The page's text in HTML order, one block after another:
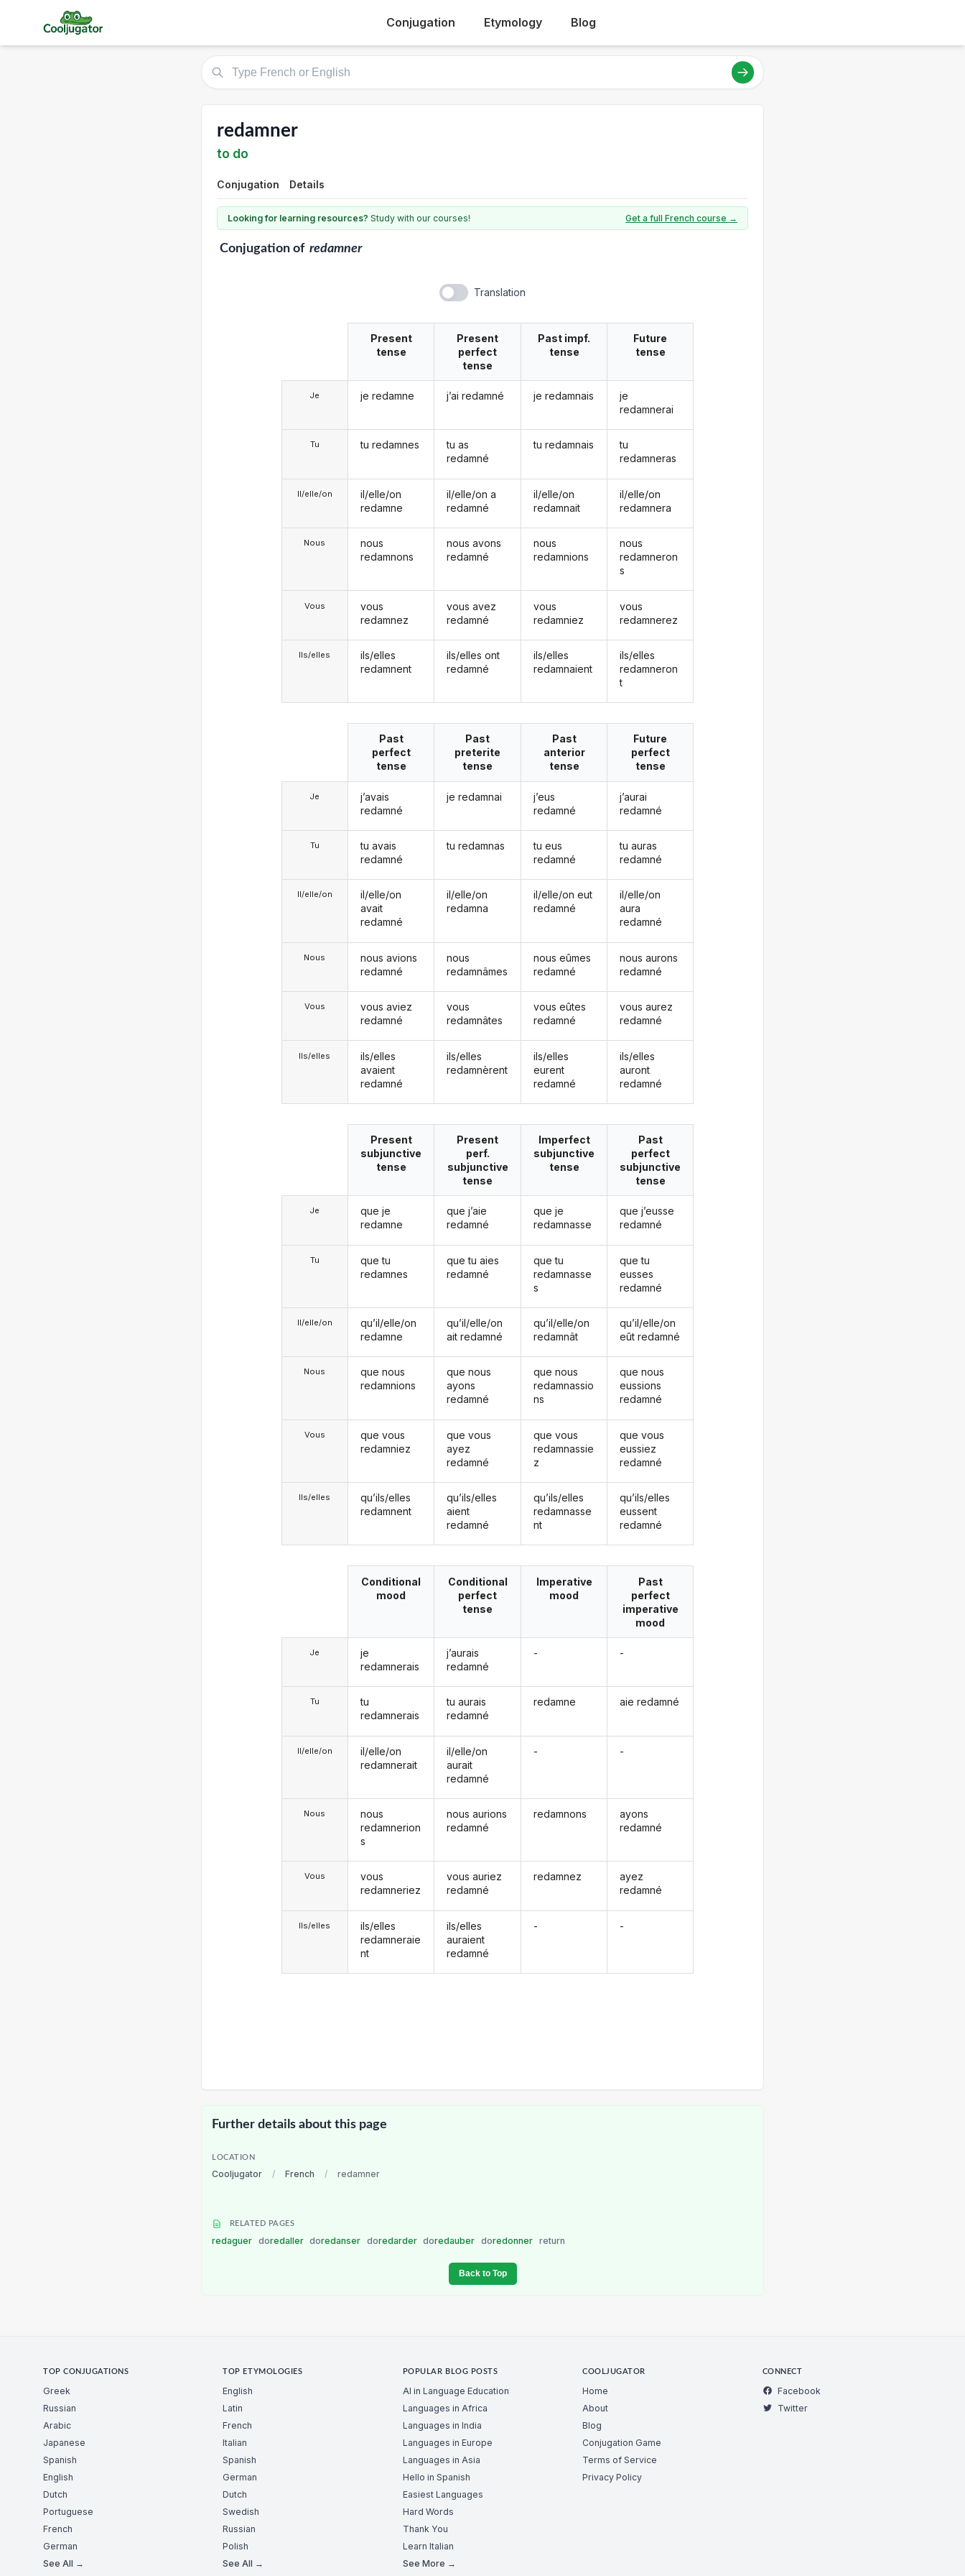
Conjugation Etymology Blog
redamner
to do
Conjugation Details
Looking for learning resources? Study with our courses! Get a full French course →
Conjugationof redamner
Translation
Je
Tu
Il/elle/on
Nous
Vous
Ils/elles
Present
tense
je redamne
tu redamnes
il/elle/on
redamne
nous
redamnons
vous
redamnez
ils/elles
redamnent
Present
perfect
tense
j’ai redamné
tu as
redamné
il/elle/on a
redamné
nous avons
redamné
vous avez
redamné
ils/elles ont
redamné
Past impf.
tense
je redamnais
tu redamnais
il/elle/on
redamnait
nous
redamnions
vous
redamniez
ils/elles
redamnaient
Future
tense
je
redamnerai
tu
redamneras
il/elle/on
redamnera
nous
redamneron
s
vous
redamnerez
ils/elles
redamneron
t
Je
Tu
Il/elle/on
Nous
Vous
Ils/elles
Past
perfect
tense
j’avais
redamné
tu avais
redamné
il/elle/on
avait
redamné
nous avions
redamné
vous aviez
redamné
ils/elles
avaient
redamné
Past
preterite
tense
je redamnai
tu redamnas
il/elle/on
redamna
nous
redamnâmes
vous
redamnâtes
ils/elles
redamnèrent
Past
anterior
tense
j’eus
redamné
tu eus
redamné
il/elle/on eut
redamné
nous eûmes
redamné
vous eûtes
redamné
ils/elles
eurent
redamné
Future
perfect
tense
j’aurai
redamné
tu auras
redamné
il/elle/on
aura
redamné
nous aurons
redamné
vous aurez
redamné
ils/elles
auront
redamné
Je
Tu
Il/elle/on
Nous
Vous
Ils/elles
Present
subjunctive
tense
que je
redamne
que tu
redamnes
qu’il/elle/on
redamne
que nous
redamnions
que vous
redamniez
qu’ils/elles
redamnent
Present
perf.
subjunctive
tense
que j’aie
redamné
que tu aies
redamné
qu’il/elle/on
ait redamné
que nous
ayons
redamné
que vous
ayez
redamné
qu’ils/elles
aient
redamné
Imperfect
subjunctive
tense
que je
redamnasse
que tu
redamnasse
s
qu’il/elle/on
redamnât
que nous
redamnassio
ns
que vous
redamnassie
z
qu’ils/elles
redamnasse
nt
Past
perfect
subjunctive
tense
que j’eusse
redamné
que tu
eusses
redamné
qu’il/elle/on
eût redamné
que nous
eussions
redamné
que vous
eussiez
redamné
qu’ils/elles
eussent
redamné
Je
Tu
Il/elle/on
Nous
Vous
Ils/elles
Conditional
mood
je
redamnerais
tu
redamnerais
il/elle/on
redamnerait
nous
redamnerion
s
vous
redamneriez
ils/elles
redamneraie
nt
Conditional
perfect
tense
j’aurais
redamné
tu aurais
redamné
il/elle/on
aurait
redamné
nous aurions
redamné
vous auriez
redamné
ils/elles
auraient
redamné
Imperative
mood
-
redamne
-
redamnons
redamnez
-
Past
perfect
imperative
mood
-
aie redamné
-
ayons
redamné
ayez
redamné
-
Further details about this page
LOCATION
Cooljugator / French / redamner
RELATED PAGES
redaguer doredaller doredanser doredarder doredauber doredonner return
Back to Top
TOP CONJUGATIONS
Greek
Russian
Arabic
Japanese
Spanish
English
Dutch
Portuguese
French
German
See All →
TOP ETYMOLOGIES
English
Latin
French
Italian
Spanish
German
Dutch
Swedish
Russian
Polish
See All →
POPULAR BLOG POSTS
AI in Language Education
Languages in Africa
Languages in India
Languages in Europe
Languages in Asia
Hello in Spanish
Easiest Languages
Hard Words
Thank You
Learn Italian
See More →
COOLJUGATOR
Home
About
Blog
Conjugation Game
Terms of Service
Privacy Policy
CONNECT
Facebook
Twitter